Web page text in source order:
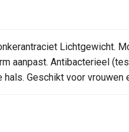
Lichtgewicht.
aanpast. Antibacterieel
Geschikt voor vrouwen